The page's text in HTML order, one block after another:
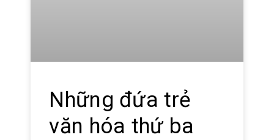
Những đứa trẻ
văn hóa thứ ba